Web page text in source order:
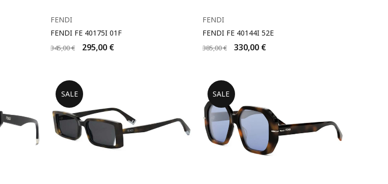
FENDI
FENDI FE 40175I 01F
345,00€ 295,00 €
FENDI
FENDI FE 40144I 52E
385,00€ 330,00 €
SALE SALE